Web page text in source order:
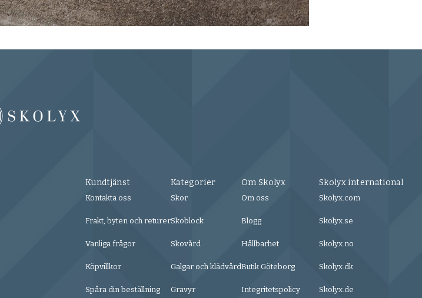
Kundtjänst
Kontakta oss
Frakt, byten och returer
Vanliga frågor
Köpvillkor
Spåra din beställning
Kategorier
Skor
Skoblock
Skovård
Galgar och klädvård
Gravyr
Om Skolyx
Om oss
Blogg
Hållbarhet
Butik Göteborg
Integritetspolicy
Skolyx international
Skolyx.com
Skolyx.se
Skolyx.no
Skolyx.dk
Skolyx.de